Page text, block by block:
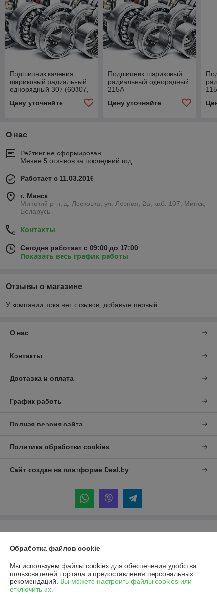
Подшипник качения
шариковый радиальный
однорядный 307 (60307,
Цену уточняйте
Подшипник шариковый
радиальный однорядный
215А
Цену уточняйте
О нас
Рейтинг не сформирован
Менее 5 отзывов за последний год
Работает с 11.03.2016
г. Минск
Минский р-н, д. Лесковка, ул. Лесная, 2а, каб. 107, Минск,
Беларусь
Контакты
Сегодня работает с 09:00 до 17:00
Показать весь график работы
Отзывы о магазине
У компании пока нет отзывов, добавьте первый
О нас
Контакты
Доставка и оплата
График работы
Полная версия сайта
Политика обработки cookies
Сайт создан на платформе Deal.by
Информация для покупателя
Юридическое лицо:УП "Агро-Дон-Снаб"
Регистрационный номер ЕГР: 190437992
УНП: 190437992
Обработка файлов cookie
Мы используем файлы cookies для обеспечения удобства
пользователей портала и предоставления персональных
рекомендаций. Вы можете настроить файлы cookies или
отключить их.